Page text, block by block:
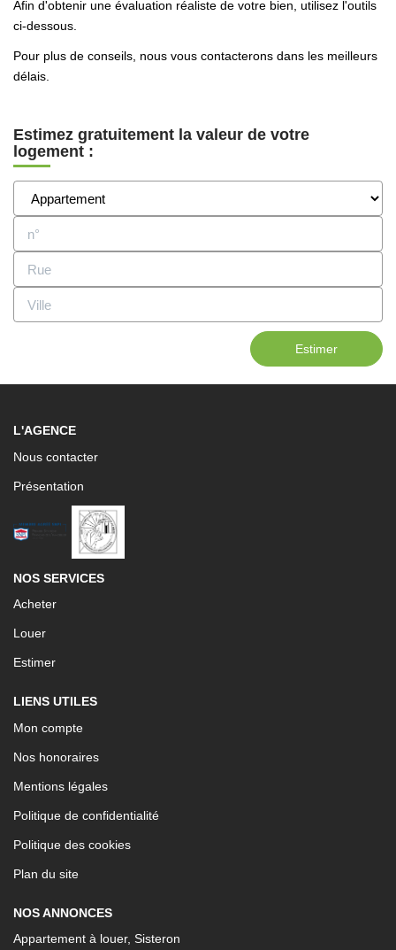
Afin d'obtenir une évaluation réaliste de votre bien, utilisez l'outils
ci-dessous.
Pour plus de conseils, nous vous contacterons dans les meilleurs
délais.
Estimez gratuitement la valeur de votre
logement :
Estimer
L'AGENCE
Nous contacter
Présentation
NOS SERVICES
Acheter
Louer
Estimer
LIENS UTILES
Mon compte
Nos honoraires
Mentions légales
Politique de confidentialité
Politique des cookies
Plan du site
NOS ANNONCES
Appartement à louer, Sisteron